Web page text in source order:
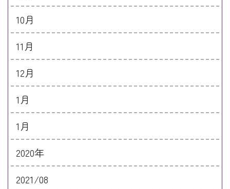
10月
11月
12月
1月
1月
2020年
2021/08